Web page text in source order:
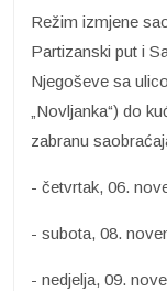
Režim izmjene
Partizanski put i
Njegoševe sa
„Novljanka“) do
zabranu
- četvrtak, 06.
- subota, 08.
- nedjelja, 09.